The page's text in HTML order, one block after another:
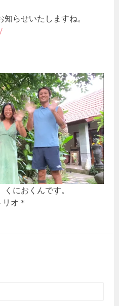
らせいたしますね。
くにおくんです。
オ＊